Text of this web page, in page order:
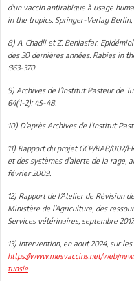
d'un vaccin antirabique à usage
in the tropics. Springer-Verlag Berlin,
8) A. Chadli et Z. Benlasfar.
des 30 dernières années. Rabies in
:363-370.
9) Archives de l’Institut Pasteur de
64(1-2): 45-48.
10) D’après Archives de l’Institut
11) Rapport du projet GCP/RAB/002/
et des systèmes d’alerte de la rage,
février 2009.
12) Rapport de l’Atelier de Révision
Ministère de l’Agriculture, des
Services vétérinaires, septembre 2017.
13) Intervention, en aout 2024, sur
https://www.mesvaccins.net/web/
tunsie